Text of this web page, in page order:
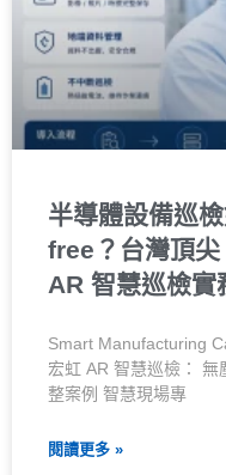
半導體設備巡
free？台灣頂尖
AR 智慧巡檢實
Smart Manufacturing
宏虹 AR 智慧巡檢：
整案例 智慧現場專
閱讀更多 »